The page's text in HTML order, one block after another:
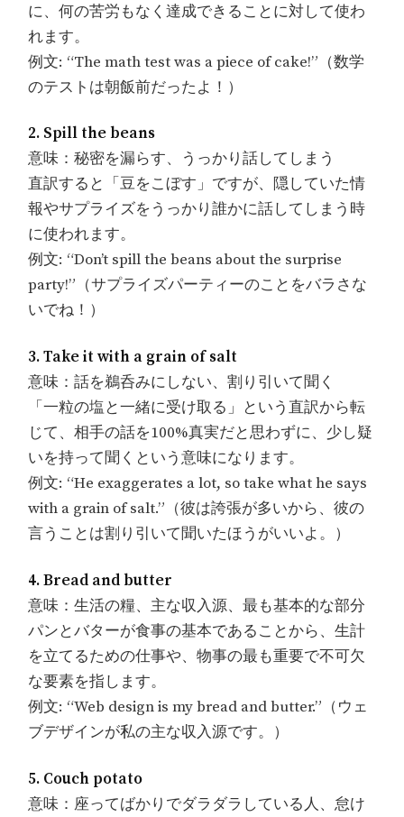
に、何の苦労もなく達成できることに対して使わ
れます。
例文: “The math test was a piece of cake!”（数学
のテストは朝飯前だったよ！）
2. Spill the beans
意味：秘密を漏らす、うっかり話してしまう
直訳すると「豆をこぼす」ですが、隠していた情
報やサプライズをうっかり誰かに話してしまう時
に使われます。
例文: “Don’t spill the beans about the surprise
party!”（サプライズパーティーのことをバラさな
いでね！）
3. Take it with a grain of salt
意味：話を鵜呑みにしない、割り引いて聞く
「一粒の塩と一緒に受け取る」という直訳から転
じて、相手の話を100%真実だと思わずに、少し疑
いを持って聞くという意味になります。
例文: “He exaggerates a lot, so take what he says
with a grain of salt.”（彼は誇張が多いから、彼の
言うことは割り引いて聞いたほうがいいよ。）
4. Bread and butter
意味：生活の糧、主な収入源、最も基本的な部分
パンとバターが食事の基本であることから、生計
を立てるための仕事や、物事の最も重要で不可欠
な要素を指します。
例文: “Web design is my bread and butter.”（ウェ
ブデザインが私の主な収入源です。）
5. Couch potato
意味：座ってばかりでダラダラしている人、怠け